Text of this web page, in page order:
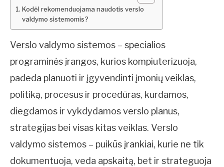
Kodėl rekomenduojama naudotis verslo
valdymo sistemomis?
Verslo valdymo sistemos – specialios
programinės įrangos, kurios kompiuterizuoja,
padeda planuoti ir įgyvendinti įmonių veiklas,
politiką, procesus ir procedūras, kurdamos,
diegdamos ir vykdydamos verslo planus,
strategijas bei visas kitas veiklas. Verslo
valdymo sistemos – puikūs įrankiai, kurie ne tik
dokumentuoja, veda apskaitą, bet ir strateguoja